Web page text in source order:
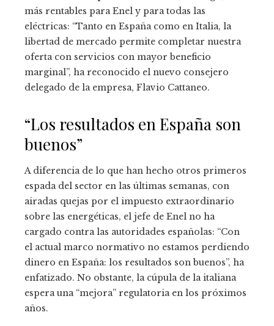
más rentables para Enel y para todas las
eléctricas: “Tanto en España como en Italia, la
libertad de mercado permite completar nuestra
oferta con servicios con mayor beneficio
marginal”, ha reconocido el nuevo consejero
delegado de la empresa, Flavio Cattaneo.
“Los resultados en España son
buenos”
A diferencia de lo que han hecho otros primeros
espada del sector en las últimas semanas, con
airadas quejas por el impuesto extraordinario
sobre las energéticas, el jefe de Enel no ha
cargado contra las autoridades españolas: “Con
el actual marco normativo no estamos perdiendo
dinero en España: los resultados son buenos”, ha
enfatizado. No obstante, la cúpula de la italiana
espera una “mejora” regulatoria en los próximos
años.